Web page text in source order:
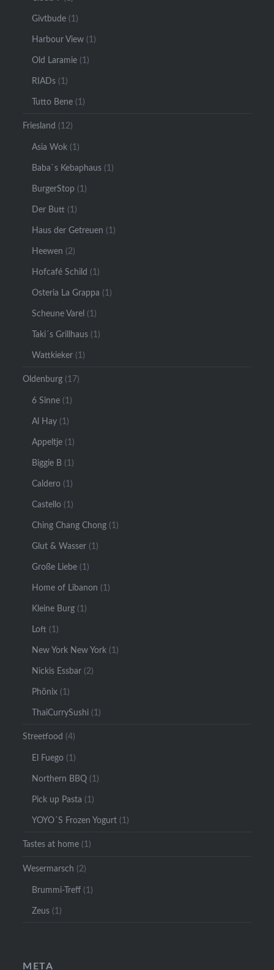
Givtbude (1)
Harbour View (1)
Old Laramie (1)
RIADs (1)
Tutto Bene (1)
Friesland (12)
Asia Wok (1)
Baba`s Kebaphaus (1)
BurgerStop (1)
Der Butt (1)
Haus der Getreuen (1)
Heewen (2)
Hofcafé Schild (1)
Osteria La Grappa (1)
Scheune Varel (1)
Taki´s Grillhaus (1)
Wattkieker (1)
Oldenburg (17)
6 Sinne (1)
Al Hay (1)
Appeltje (1)
Biggie B (1)
Caldero (1)
Castello (1)
Ching Chang Chong (1)
Glut & Wasser (1)
Große Liebe (1)
Home of Libanon (1)
Kleine Burg (1)
Loft (1)
New York New York (1)
Nickis Essbar (2)
Phönix (1)
ThaiCurrySushi (1)
Streetfood (4)
El Fuego (1)
Northern BBQ (1)
Pick up Pasta (1)
YOYO´S Frozen Yogurt (1)
Tastes at home (1)
Wesermarsch (2)
Brummi-Treff (1)
Zeus (1)
META